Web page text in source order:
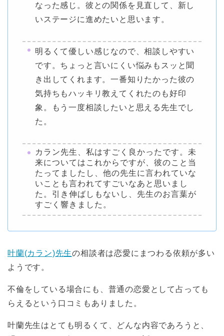
なった感じ。彼との関係を見直して、新し
いステージに進めたいと思います。
明るくて優しい感じなので、相談しやすい
です。ちょっと言いにくい悩みもスッと聞
き出してくれます。一番知りたかった彼の
気持ちもハッキリ教えてくれたのも好印
象。もう一度相談したいと思える先生でし
た。
カラン先生、私はすごく良かったです。未
来についてはこれからですが、彼のこと当
たってましたし、他の先生に言われていな
いことも言われてすごいなあと思いまし
た。引き伸ばしもないし、先生のお言葉が
すごく響きました。
叶蘭(カラン)先生の相談者は恋愛にまつわる依頼が多い
ようです。
不倫をしている場合にも、普通の恋愛として占っても
らえるという口コミもありました。
叶蘭先生はとても明るくて、どんな内容であろうと、